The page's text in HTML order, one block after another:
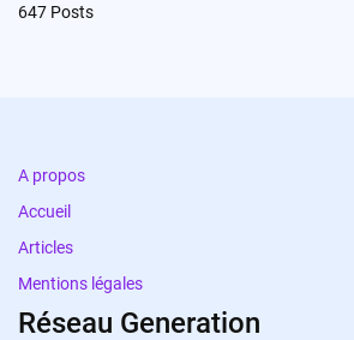
647 Posts
A propos
Accueil
Articles
Mentions légales
Réseau Generation